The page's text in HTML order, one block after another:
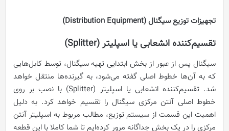
تجهیزات توزیع سیگنال (Distribution Equipment)
تقسیم‌کننده انشعابی یا اسپلیتر (Splitter)
سیگنال پس از عبور از بخش ابتدایی تهیه سیگنال، توسط کابل‌هایی
که به آن‌ها خطوط اصلی گفته می‌شود، به گیرنده‌ها منتقل خواهد
شد. تقسیم‌کننده انشعابی یا اسپلیتر (Splitter) با نصب بر روی
خطوط اصلی آنتن مرکزی سیگنال را تقسیم خواهد کرد. به دلیل
اهمیت این قسمت از سیستم توزیع، مطالب مربوط به اسپلیتر آنتن
مرکزی را در یک بخش جداگانه مرور کرده‌ایم تا شما کاملا با این قطعه